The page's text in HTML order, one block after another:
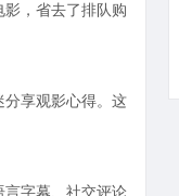
，省去了排队购
分享观影心得。这
言字幕、社交评论